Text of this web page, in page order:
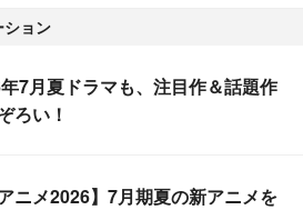
ョン
7月夏ドラマも、注目作＆話題作
ろい！
アニメ2026】7月期夏の新アニメを